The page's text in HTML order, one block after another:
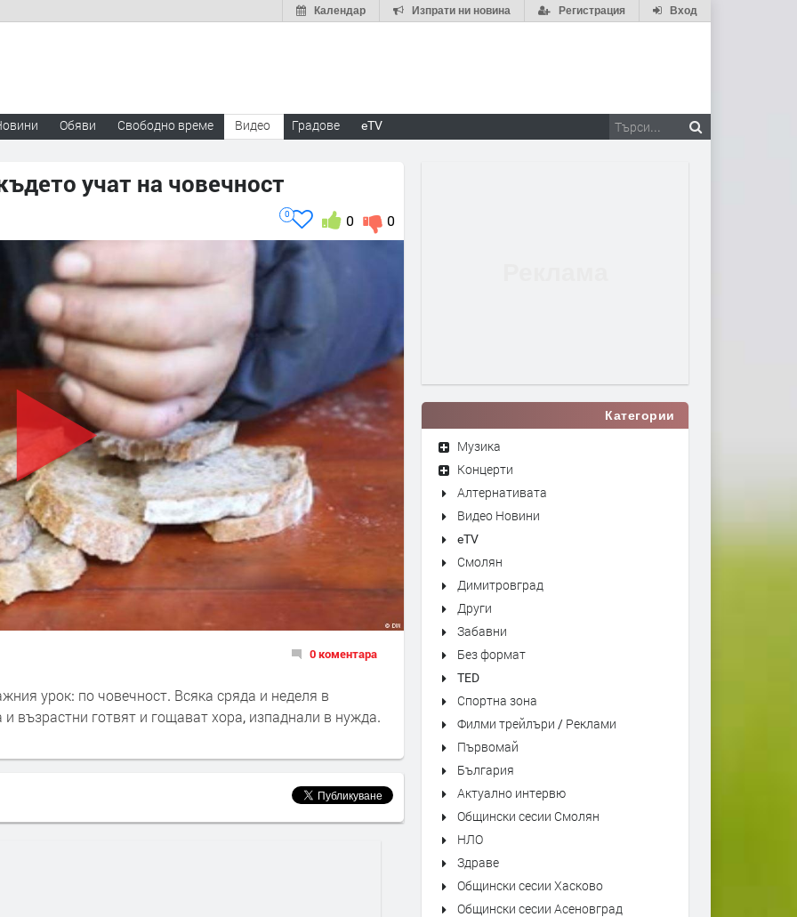
Вход
Регистрация
Изпрати ни новина
Календар
Обяви Свободно време Видео Градове eTV
учат на човечност
0
0
0
0 коментара
урок: по човечност. Всяка сряда и неделя в
възрастни готвят и гощават хора, изпаднали в нужда.
Категории
Музика
Концерти
Алтернативата
Видео Новини
eTV
Смолян
Димитровград
Други
Забавни
Без формат
TED
Спортна зона
Филми трейлъри / Реклами
Първомай
България
Актуално интервю
Общински сесии Смолян
НЛО
Здраве
Общински сесии Хасково
Общински сесии Асеновград